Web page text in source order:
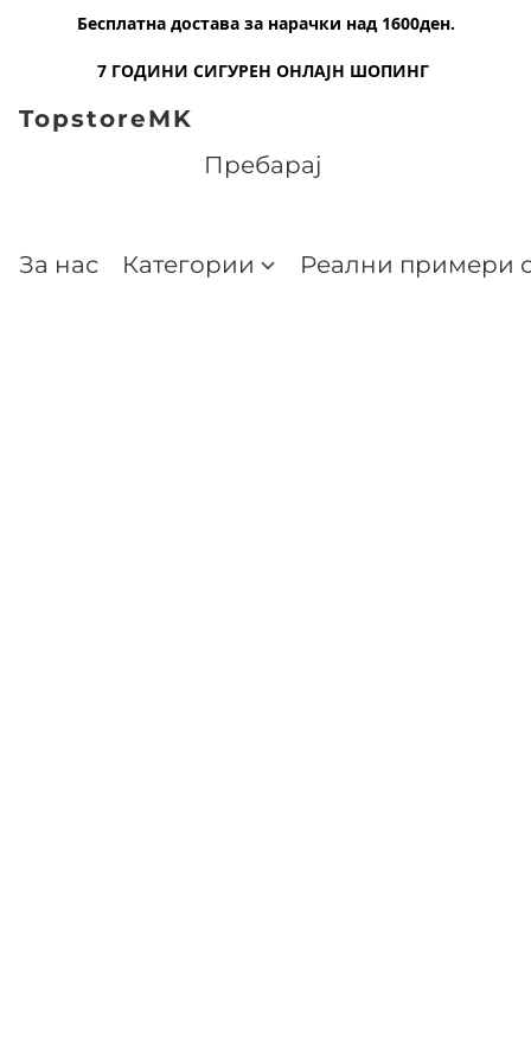
Бесплатна достава за нарачки над 1600ден.
7 ГОДИНИ СИГУРЕН ОНЛАЈН ШОПИНГ
TopstoreMK
За нас Категории Реални примери